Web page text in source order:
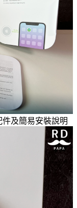
及簡易安裝說明